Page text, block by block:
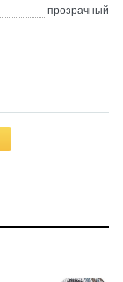
прозрачный